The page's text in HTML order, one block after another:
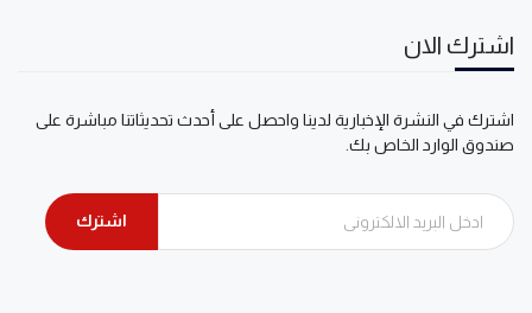
اشترك الان
اشترك في النشرة الإخبارية لدينا واحصل على أحدث تحديثاتنا مباشرة على
صندوق الوارد الخاص بك.
اشترك